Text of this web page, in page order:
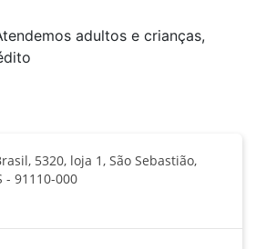
adultos e crianças,
5320, loja 1, São Sebastião,
- 91110-000